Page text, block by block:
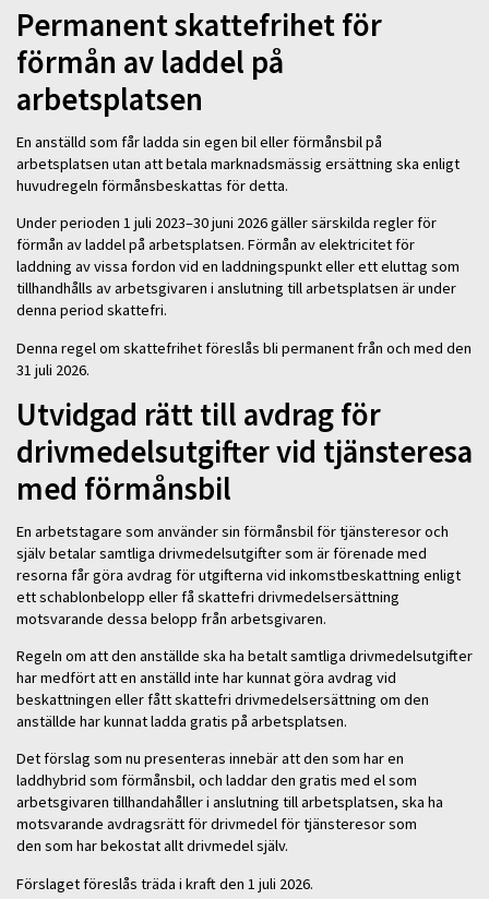
Permanent skattefrihet för
förmån av laddel på
arbetsplatsen
En anställd som får ladda sin egen bil eller förmånsbil på
arbetsplatsen utan att betala marknadsmässig ersättning ska enligt
huvudregeln förmånsbeskattas för detta.
Under perioden 1 juli 2023–30 juni 2026 gäller särskilda regler för
förmån av laddel på arbetsplatsen. Förmån av elektricitet för
laddning av vissa fordon vid en laddningspunkt eller ett eluttag som
tillhandhålls av arbetsgivaren i anslutning till arbetsplatsen är under
denna period skattefri.
Denna regel om skattefrihet föreslås bli permanent från och med den
31 juli 2026.
Utvidgad rätt till avdrag för
drivmedelsutgifter vid tjänsteresa
med förmånsbil
En arbetstagare som använder sin förmånsbil för tjänsteresor och
själv betalar samtliga drivmedelsutgifter som är förenade med
resorna får göra avdrag för utgifterna vid inkomstbeskattning enligt
ett schablonbelopp eller få skattefri drivmedelsersättning
motsvarande dessa belopp från arbetsgivaren.
Regeln om att den anställde ska ha betalt samtliga drivmedelsutgifter
har medfört att en anställd inte har kunnat göra avdrag vid
beskattningen eller fått skattefri drivmedelsersättning om den
anställde har kunnat ladda gratis på arbetsplatsen.
Det förslag som nu presenteras innebär att den som har en
laddhybrid som förmånsbil, och laddar den gratis med el som
arbetsgivaren tillhandahåller i anslutning till arbetsplatsen, ska ha
motsvarande avdragsrätt för drivmedel för tjänsteresor som
den som har bekostat allt drivmedel själv.
Förslaget föreslås träda i kraft den 1 juli 2026.